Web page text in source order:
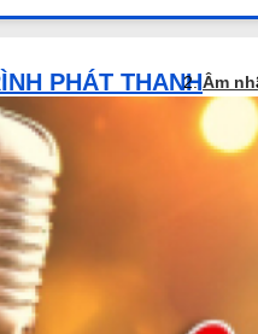
PHÁT THANHÂm